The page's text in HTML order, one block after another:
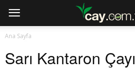
Ana Sayfa
Sarı Kantaron Çayı